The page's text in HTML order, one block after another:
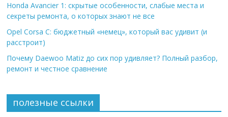
Honda Avancier 1: скрытые особенности, слабые места и
секреты ремонта, о которых знают не все
Opel Corsa C: бюджетный «немец», который вас удивит (и
расстроит)
Почему Daewoo Matiz до сих пор удивляет? Полный разбор,
ремонт и честное сравнение
полезные ссылки